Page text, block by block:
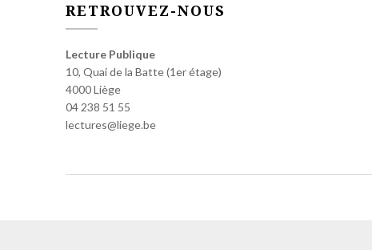
RETROUVEZ-NOUS
Lecture Publique
10, Quai de la Batte (1er étage)
4000 Liège
04 238 51 55
lectures@liege.be